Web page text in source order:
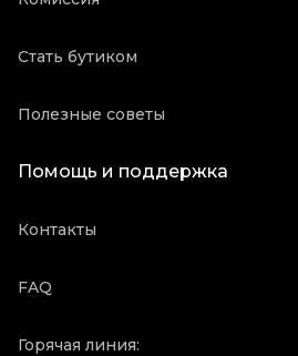
Стать бутиком
Полезные советы
Помощь и поддержка
Контакты
FAQ
Горячая линия: